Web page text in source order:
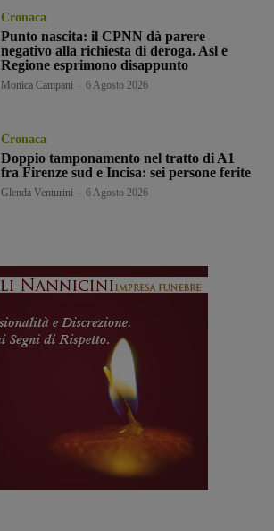
Cronaca
Punto nascita: il CPNN dà parere
negativo alla richiesta di deroga. Asl e
Regione esprimono disappunto
Monica Campani 6 Agosto 2026
Cronaca
Doppio tamponamento nel tratto di A1
fra Firenze sud e Incisa: sei persone ferite
Glenda Venturini 6 Agosto 2026